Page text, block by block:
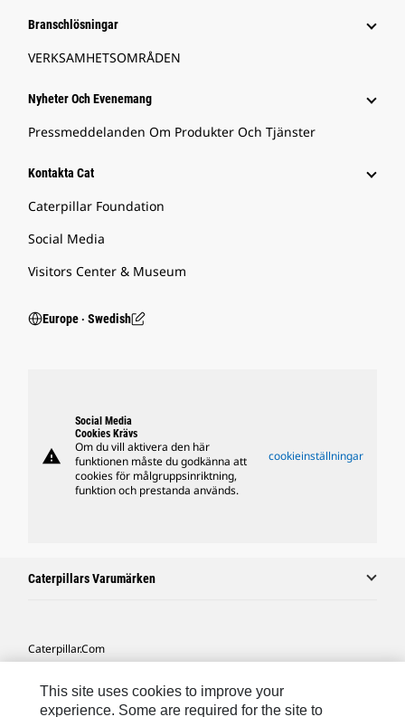
Branschlösningar
VERKSAMHETSOMRÅDEN
Nyheter Och Evenemang
Pressmeddelanden Om Produkter Och Tjänster
Kontakta Cat
Caterpillar Foundation
Social Media
Visitors Center & Museum
Europe ‧ Swedish
warning
Social Media
Cookies Krävs
Om du vill aktivera den här
funktionen måste du godkänna att
cookies för målgruppsinriktning,
funktion och prestanda används.
cookieinställningar
Caterpillars Varumärken
Caterpillar.com
Mina Marknadsföringspreferenser
This site uses cookies to improve your
experience. Some are required for the site to